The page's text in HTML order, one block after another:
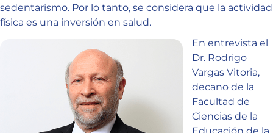
sedentarismo. Por lo tanto, se considera que la actividad
física es una inversión en salud.
En entrevista el
Dr. Rodrigo
Vargas Vitoria,
decano de la
Facultad de
Ciencias de la